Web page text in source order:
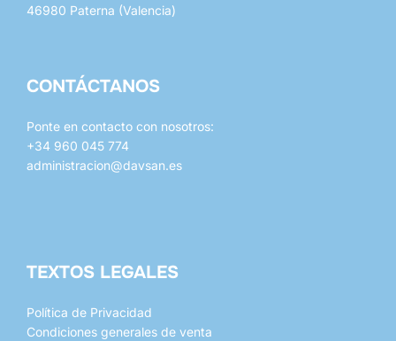
46980 Paterna (Valencia)
CONTÁCTANOS
Ponte en contacto con nosotros:
+34 960 045 774
administracion@davsan.es
TEXTOS LEGALES
Política de Privacidad
Condiciones generales de venta